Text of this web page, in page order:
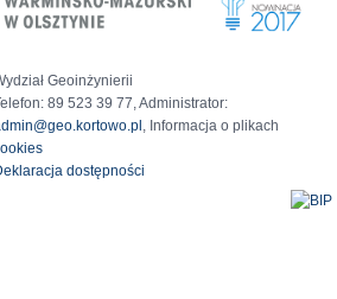
Geoinżynierii
89 523 39 77, Administrator:
, Informacja o plikach
dostępności